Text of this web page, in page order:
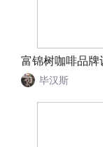
富锦树咖啡品牌
毕汉斯